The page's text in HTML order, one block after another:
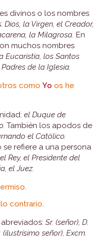
divinos o los nombres
Dios, la Virgen, el Creador,
la Milagrosa. En
muchos nombres
Eucaristía, los Santos
de la Iglesia.
como Yo os he
el Duque de
También los apodos de
el Católico.
refiere a una persona
el Rey, el Presidente del
el Juez.
contrario.
Sr. (señor), D.
señor), Excm.